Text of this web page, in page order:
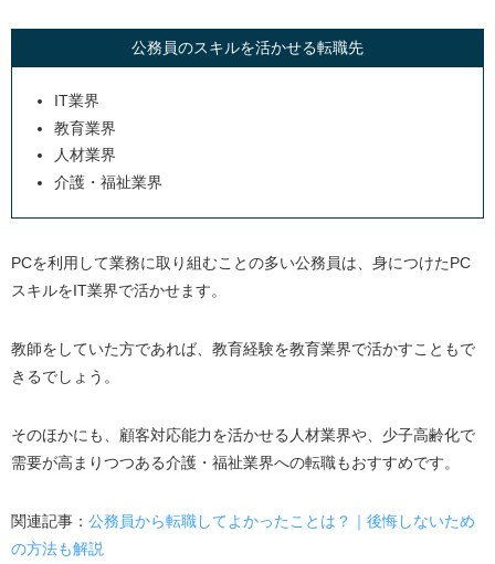
公務員のスキルを活かせる転職先
IT業界
教育業界
人材業界
介護・福祉業界
PCを利用して業務に取り組むことの多い公務員は、身につけたPC
スキルをIT業界で活かせます。
教師をしていた方であれば、教育経験を教育業界で活かすこともで
きるでしょう。
そのほかにも、顧客対応能力を活かせる人材業界や、少子高齢化で
需要が高まりつつある介護・福祉業界への転職もおすすめです。
関連記事： 公務員から転職してよかったことは？｜後悔しないため
の方法も解説